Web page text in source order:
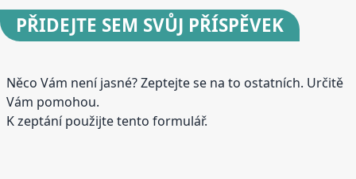
PŘIDEJTE SEM SVŮJ PŘÍSPĚVEK
Něco Vám není jasné? Zeptejte se na to ostatních. Určitě
Vám pomohou.
K zeptání použijte tento formulář.